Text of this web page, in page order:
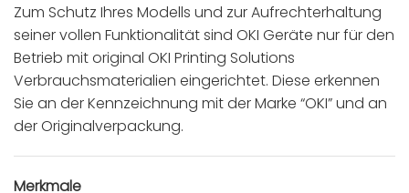
Zum Schutz Ihres Modells und zur Aufrechterhaltung
seiner vollen Funktionalität sind OKI Geräte nur für den
Betrieb mit original OKI Printing Solutions
Verbrauchsmaterialien eingerichtet. Diese erkennen
Sie an der Kennzeichnung mit der Marke “OKI” und an
der Originalverpackung.
Merkmale